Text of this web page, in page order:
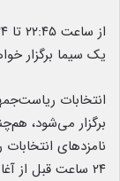
یک سیما برگزار
برگزار می‌شود،
۲۴ ساعت قبل از آغاز رأی‌گیری یعنی ۸ صبح روز ۷ تیرماه ادامه دارد.